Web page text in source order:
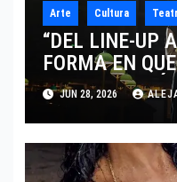
Arte Cultura
“DEL LINE-UP
FORMA EN
TRANSFORMÓ
PARÍS EN EL
MÁS COOL
JUN 28, 2026